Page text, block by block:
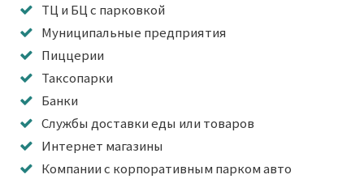
ТЦ и БЦ с парковкой
Муниципальные предприятия
Пиццерии
Таксопарки
Банки
Службы доставки еды или товаров
Интернет магазины
Компании с корпоративным парком авто